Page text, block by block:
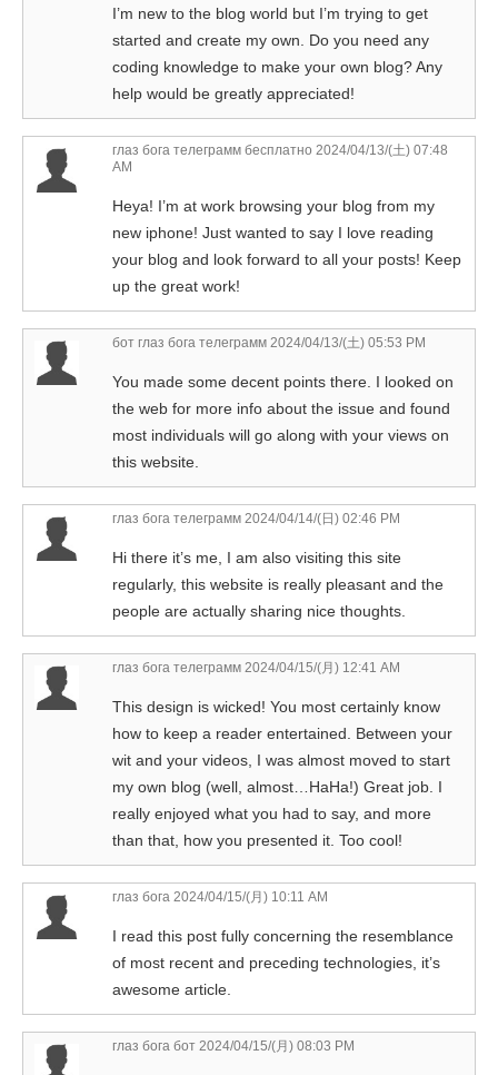
I’m new to the blog world but I’m trying to get
started and create my own. Do you need any
coding knowledge to make your own blog? Any
help would be greatly appreciated!
глаз бога телеграмм бесплатно 2024/04/13/(土) 07:48
AM
Heya! I’m at work browsing your blog from my
new iphone! Just wanted to say I love reading
your blog and look forward to all your posts! Keep
up the great work!
бот глаз бога телеграмм 2024/04/13/(土) 05:53 PM
You made some decent points there. I looked on
the web for more info about the issue and found
most individuals will go along with your views on
this website.
глаз бога телеграмм 2024/04/14/(日) 02:46 PM
Hi there it’s me, I am also visiting this site
regularly, this website is really pleasant and the
people are actually sharing nice thoughts.
глаз бога телеграмм 2024/04/15/(月) 12:41 AM
This design is wicked! You most certainly know
how to keep a reader entertained. Between your
wit and your videos, I was almost moved to start
my own blog (well, almost…HaHa!) Great job. I
really enjoyed what you had to say, and more
than that, how you presented it. Too cool!
глаз бога 2024/04/15/(月) 10:11 AM
I read this post fully concerning the resemblance
of most recent and preceding technologies, it’s
awesome article.
глаз бога бот 2024/04/15/(月) 08:03 PM